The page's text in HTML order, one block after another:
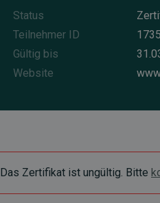
Status
Teilnehmer ID
1735
Gültig bis
Website
Das Zertifikat ist ungültig. Bitte